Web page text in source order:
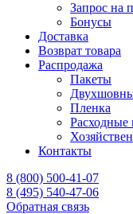
Запрос на
Бонусы
Доставка
Возврат товара
Распродажа
Пакеты
Пленка
Расходные
Контакты
8 (800) 500-41-07
8 (495) 540-47-06
Обратная связь